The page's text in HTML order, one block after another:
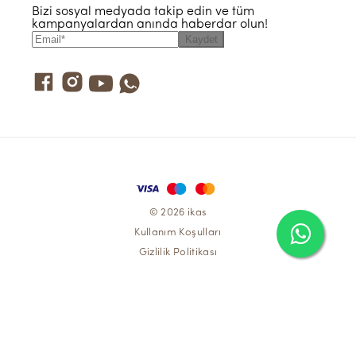
Bizi sosyal medyada takip edin ve tüm
kampanyalardan anında haberdar olun!
Kaydet
© 2026 ikas
Kullanım Koşulları
Gizlilik Politikası